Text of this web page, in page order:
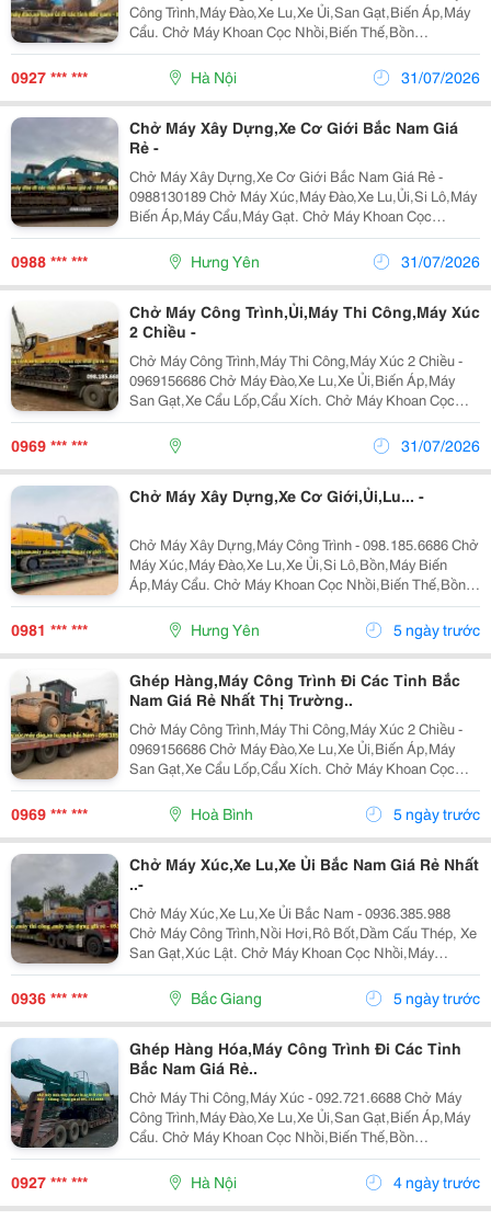
Công Trình,Máy Đào,Xe Lu,Xe Ủi,San Gạt,Biến Áp,Máy
Cẩu. Chở Máy Khoan Cọc Nhồi,Biến Thế,Bồn
Tròn,Lu,Hàng Quá Khổ,Quá Tải Nhận Chở Ghép Hàng
Hóa,Máy Công Trình Đi Các Tỉnh Bắc Nam Giá Rẻ Liên
0927 *** *** Hà Nội 31/07/2026
Chở Máy Xây Dựng,Xe Cơ Giới Bắc Nam Giá
Rẻ -
Chở Máy Xây Dựng,Xe Cơ Giới Bắc Nam Giá Rẻ -
0988130189 Chở Máy Xúc,Máy Đào,Xe Lu,Ủi,Si Lô,Máy
Biến Áp,Máy Cẩu,Máy Gạt. Chở Máy Khoan Cọc
Nhồi,Biến Thế,Máy San,Bồn,Lu,Hàng Quá Khổ. Nhận
Ghép Hàng Hóa,Máy Công Trình Đi Các Tỉnh Bắc Nam
Giá Rẻ ...
0988 *** *** Hưng Yên 31/07/2026
Chở Máy Công Trình,Ủi,Máy Thi Công,Máy Xúc
2 Chiều -
Chở Máy Công Trình,Máy Thi Công,Máy Xúc 2 Chiều -
0969156686 Chở Máy Đào,Xe Lu,Xe Ủi,Biến Áp,Máy
San Gạt,Xe Cẩu Lốp,Cẩu Xích. Chở Máy Khoan Cọc
Nhồi,Biến Thế,Bồn Tròn,Lu,Hàng Quá Khổ,Quá Tải.
Nhận Chở Ghép Hàng,Máy Công Trình Đi Các Tỉnh
0969 *** *** 31/07/2026
Chở Máy Xây Dựng,Xe Cơ Giới,Ủi,Lu... -
Chở Máy Xây Dựng,Máy Công Trình - 098.185.6686 Chở
Máy Xúc,Máy Đào,Xe Lu,Xe Ủi,Si Lô,Bồn,Máy Biến
Áp,Máy Cẩu. Chở Máy Khoan Cọc Nhồi,Biến Thế,Bồn
Tròn,Lu Tròn,Hàng Quá Khổ. Nhận Chở Ghép Hàng
Hóa,Máy Công Trình Đi Các Tỉnh Bắc Nam Liên Hệ :...
0981 *** *** Hưng Yên 5 ngày trước
Ghép Hàng,Máy Công Trình Đi Các Tỉnh Bắc
Nam Giá Rẻ Nhất Thị Trường..
Chở Máy Công Trình,Máy Thi Công,Máy Xúc 2 Chiều -
0969156686 Chở Máy Đào,Xe Lu,Xe Ủi,Biến Áp,Máy
San Gạt,Xe Cẩu Lốp,Cẩu Xích. Chở Máy Khoan Cọc
Nhồi,Biến Thế,Bồn Tròn,Lu,Hàng Quá Khổ,Quá Tải.
Nhận Chở Ghép Hàng,Máy Công Trình Đi Các Tỉnh
0969 *** *** Hoà Bình 5 ngày trước
Chở Máy Xúc,Xe Lu,Xe Ủi Bắc Nam Giá Rẻ Nhất
..-
Chở Máy Xúc,Xe Lu,Xe Ủi Bắc Nam - 0936.385.988
Chở Máy Công Trình,Nồi Hơi,Rô Bốt,Dầm Cấu Thép, Xe
San Gạt,Xúc Lật. Chở Máy Khoan Cọc Nhồi,Máy
Nghiền Đá,Trạm Trộn,Biến Thế. Nhận Chở Ghép Hàng
Hóa Máy Công Trình Đi Các Tỉnh Nam Bắc Giá Rẻ
0936 *** *** Bắc Giang 5 ngày trước
Ghép Hàng Hóa,Máy Công Trình Đi Các Tỉnh
Bắc Nam Giá Rẻ..
Chở Máy Thi Công,Máy Xúc - 092.721.6688 Chở Máy
Công Trình,Máy Đào,Xe Lu,Xe Ủi,San Gạt,Biến Áp,Máy
Cẩu. Chở Máy Khoan Cọc Nhồi,Biến Thế,Bồn
Tròn,Lu,Hàng Quá Khổ,Quá Tải Nhận Chở Ghép Hàng
Hóa,Máy Công Trình Đi Các Tỉnh Bắc Nam Giá...
0927 *** *** Hà Nội 4 ngày trước